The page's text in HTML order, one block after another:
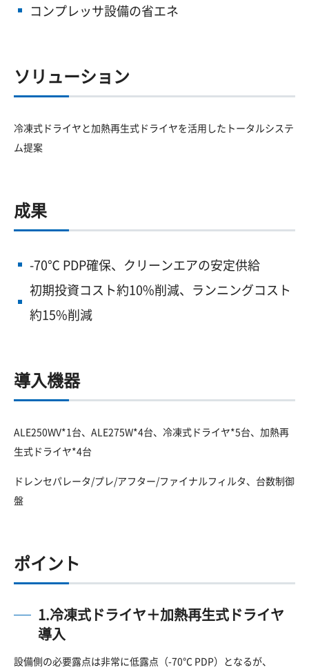
コンプレッサ設備の省エネ
ソリューション
冷凍式ドライヤと加熱再生式ドライヤを活用したトータルシステ
ム提案
成果
-70℃ PDP確保、クリーンエアの安定供給
初期投資コスト約10%削減、ランニングコスト
約15%削減
導入機器
ALE250WV*1台、ALE275W*4台、冷凍式ドライヤ*5台、加熱再
生式ドライヤ*4台
ドレンセパレータ/プレ/アフター/ファイナルフィルタ、台数制御
盤
ポイント
1.冷凍式ドライヤ＋加熱再生式ドライヤ
導入
設備側の必要露点は非常に低露点（-70℃ PDP）となるが、